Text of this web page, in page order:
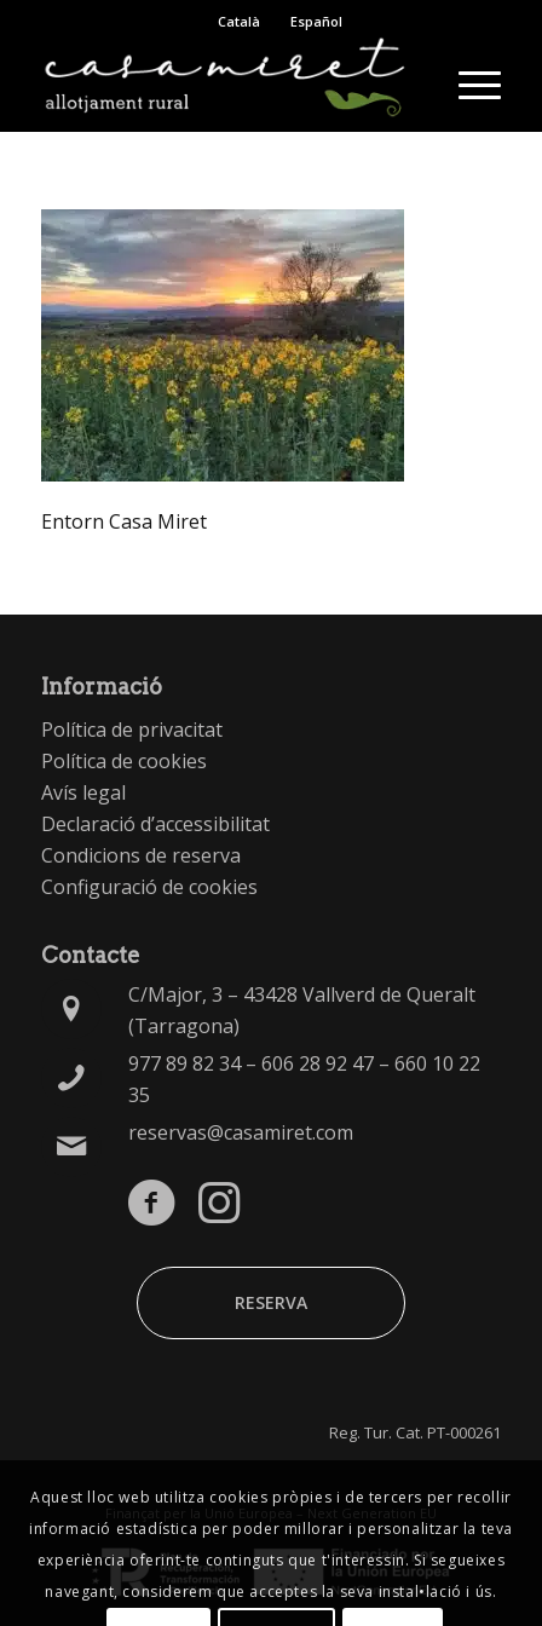
Català Español
Entorn Casa Miret
Informació
Política de privacitat
Política de cookies
Avís legal
Declaració d’accessibilitat
Condicions de reserva
Configuració de cookies
Contacte
C/Major, 3 – 43428 Vallverd de Queralt
(Tarragona)
977 89 82 34– 606 28 92 47– 660 10 22
35
reservas@casamiret.com
RESERVA
Reg. Tur. Cat. PT-000261
Finançat per la Unió Europea – Next Generation EU
Aquest lloc web utilitza cookies pròpies i de tercers per recollir
informació estadística per poder millorar i personalitzar la teva
experiència oferint-te continguts que t'interessin. Si segueixes
navegant, considerem que acceptes la seva instal•lació i ús.